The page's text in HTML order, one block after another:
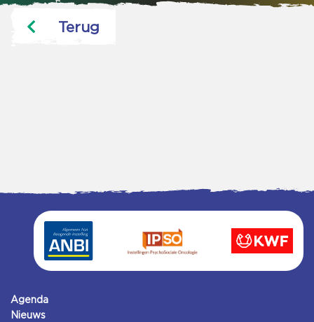
Terug
Agenda
Nieuws